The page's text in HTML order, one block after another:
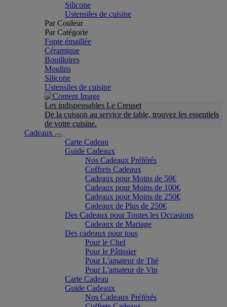
Silicone
Ustensiles de cuisine
Par Couleur
Par Catégorie
Fonte émaillée
Céramique
Bouilloires
Moulins
Silicone
Ustensiles de cuisine
Les indispensables Le Creuset
De la cuisson au service de table, trouvez les essentiels
de votre cuisine.
Cadeaux
Carte Cadeau
Guide Cadeaux
Nos Cadeaux Préférés
Coffrets Cadeaux
Cadeaux pour Moins de 50€
Cadeaux pour Moins de 100€
Cadeaux pour Moins de 250€
Cadeaux de Plus de 250€
Des Cadeaux pour Toutes les Occasions
Cadeaux de Mariage
Des cadeaux pour tous
Pour le Chef
Pour le Pâtissier
Pour L'amateur de Thé
Pour L'amateur de Vin
Carte Cadeau
Guide Cadeaux
Nos Cadeaux Préférés